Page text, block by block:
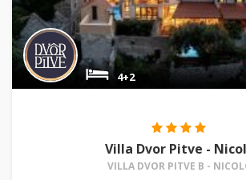
4+2
Villa Dvor Pitve -
VILLA DVOR PITVE B -